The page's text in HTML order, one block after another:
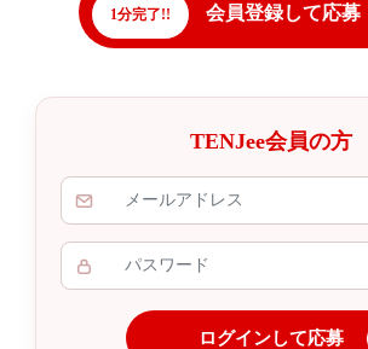
1分完了!! 会員登録して応募
TENJee会員の方
ログインして応募